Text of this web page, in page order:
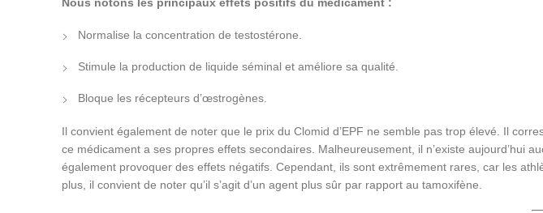
Nous notons les principaux effets positifs du médicament :
Normalise la concentration de testostérone.
Stimule la production de liquide séminal et améliore sa qualité.
Bloque les récepteurs d’œstrogènes.
Il convient également de noter que le prix du Clomid d’EPF ne semble pas trop élevé. Il
ce médicament a ses propres effets secondaires. Malheureusement, il n’existe aujourd’hui
également provoquer des effets négatifs. Cependant, ils sont extrêmement rares, car les
plus, il convient de noter qu’il s’agit d’un agent plus sûr par rapport au tamoxifène.